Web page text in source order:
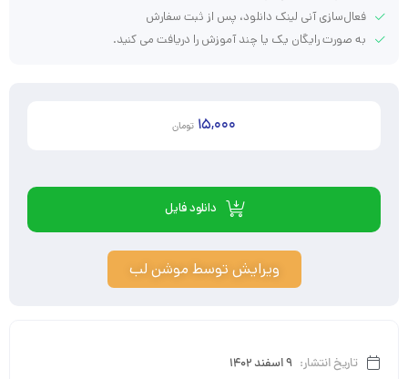
فعال‌سازی آنی لینک دانلود، پس از ثبت سفارش
به صورت رایگان یک یا چند آموزش را دریافت می کنید.
15,000 تومان
دانلود فایل
ویرایش توسط موشن لب
تاریخ انتشار: 9 اسفند 1402